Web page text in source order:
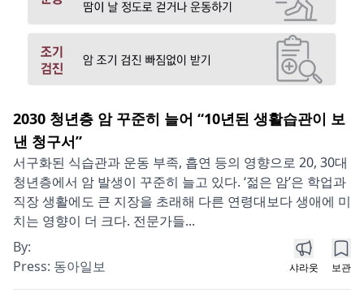
2030 청년층 암 꾸준히 늘어 “10년된 생활습관이 보
낸 청구서”
서구화된 식습관과 운동 부족, 흡연 등의 영향으로 20, 30대
청년층에서 암 발생이 꾸준히 늘고 있다. ‘젊은 암’은 학업과
직장 생활에도 큰 지장을 초래해 다른 연령대보다 생애에 미
치는 영향이 더 크다. 전문가들...
By:
Press: 동아일보 샤라웃 보관